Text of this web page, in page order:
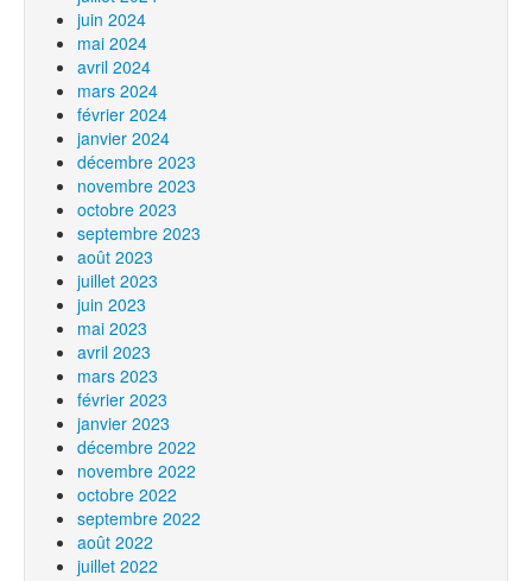
juin 2024
mai 2024
avril 2024
mars 2024
février 2024
janvier 2024
décembre 2023
novembre 2023
octobre 2023
septembre 2023
août 2023
juillet 2023
juin 2023
mai 2023
avril 2023
mars 2023
février 2023
janvier 2023
décembre 2022
novembre 2022
octobre 2022
septembre 2022
août 2022
juillet 2022